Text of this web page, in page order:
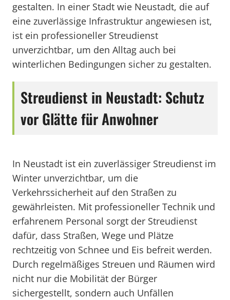
gestalten. In einer Stadt wie Neustadt, die auf
eine zuverlässige Infrastruktur angewiesen ist,
ist ein professioneller Streudienst
unverzichtbar, um den Alltag auch bei
winterlichen Bedingungen sicher zu gestalten.
Streudienst in Neustadt: Schutz
vor Glätte für Anwohner
In Neustadt ist ein zuverlässiger Streudienst im
Winter unverzichtbar, um die
Verkehrssicherheit auf den Straßen zu
gewährleisten. Mit professioneller Technik und
erfahrenem Personal sorgt der Streudienst
dafür, dass Straßen, Wege und Plätze
rechtzeitig von Schnee und Eis befreit werden.
Durch regelmäßiges Streuen und Räumen wird
nicht nur die Mobilität der Bürger
sichergestellt, sondern auch Unfällen